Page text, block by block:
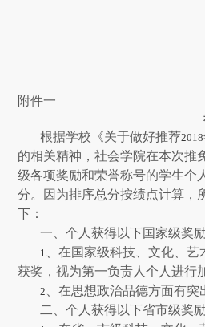
附件一
根据学校《关于做好推荐2018
的相关精神，社会学院在本次推
级各项奖励和荣誉称号的学生个
分。因为排序总分按绩点计算，
下：
一、个人获得以下国家级奖
1
、在国家级科技、文化、
获奖，视为第一负责人个人进行
2
、在思想政治品德方面有
二、个人获得以下省市级奖